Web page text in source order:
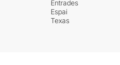
Entrades
Espai
Texas